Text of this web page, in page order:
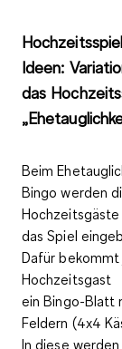
Ideen:
das
Beim
Bingo werden
das Spiel
Dafür
Hochzeitsgast
ein Bingo-Blatt
Feldern (4x4
In diese werden